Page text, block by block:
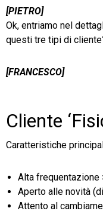
[PIETRO]
Ok, entriamo nel
questi tre tipi di
[FRANCESCO]
Cliente
Caratteristiche
Alta frequentazione
Aperto alle novità
Attento al